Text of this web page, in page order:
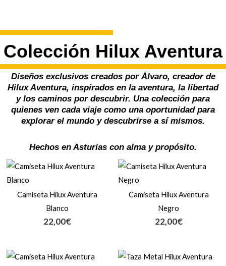
Colección Hilux Aventura
Diseños exclusivos creados por Álvaro, creador de
Hilux Aventura, inspirados en la aventura, la libertad
y los caminos por descubrir. Una colección para
quienes ven cada viaje como una oportunidad para
explorar el mundo y descubrirse a sí mismos.
Hechos en Asturias con alma y propósito.
Camiseta Hilux Aventura
Blanco
22,00€
Camiseta Hilux Aventura
Negro
22,00€
Rango